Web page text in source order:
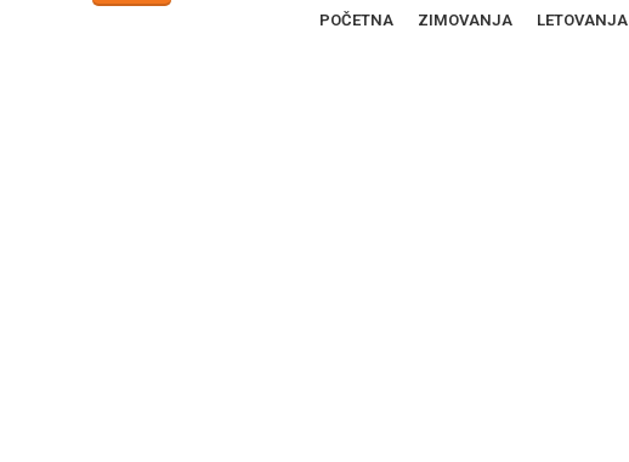
POČETNA ZIMOVANJA LETOVANJA